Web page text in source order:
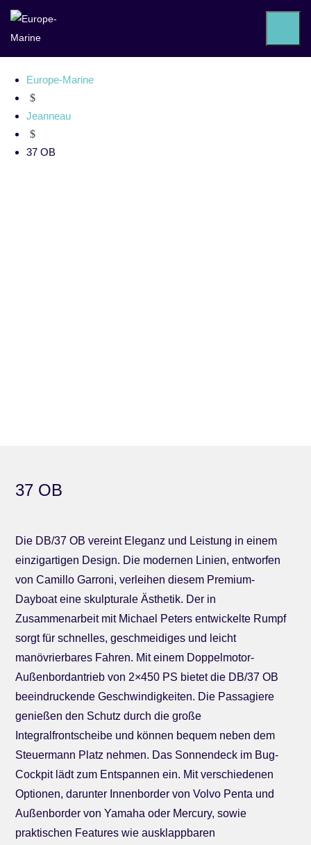
37 OB
Europe-Marine
$
Jeanneau
$
37 OB
37 OB
Die DB/37 OB vereint Eleganz und Leistung in einem
einzigartigen Design. Die modernen Linien, entworfen
von Camillo Garroni, verleihen diesem Premium-
Dayboat eine skulpturale Ästhetik. Der in
Zusammenarbeit mit Michael Peters entwickelte Rumpf
sorgt für schnelles, geschmeidiges und leicht
manövrierbares Fahren. Mit einem Doppelmotor-
Außenbordantrieb von 2×450 PS bietet die DB/37 OB
beeindruckende Geschwindigkeiten. Die Passagiere
genießen den Schutz durch die große
Integralfrontscheibe und können bequem neben dem
Steuermann Platz nehmen. Das Sonnendeck im Bug-
Cockpit lädt zum Entspannen ein. Mit verschiedenen
Optionen, darunter Innenborder von Volvo Penta und
Außenborder von Yamaha oder Mercury, sowie
praktischen Features wie ausklappbaren